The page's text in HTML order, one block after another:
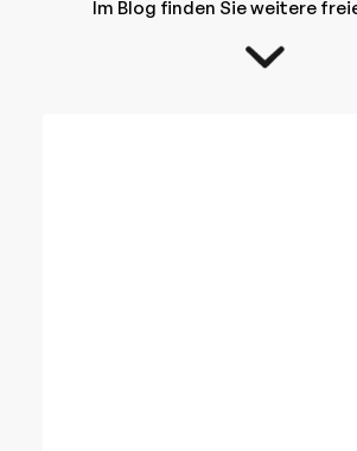
Im Blog finden Sie weitere